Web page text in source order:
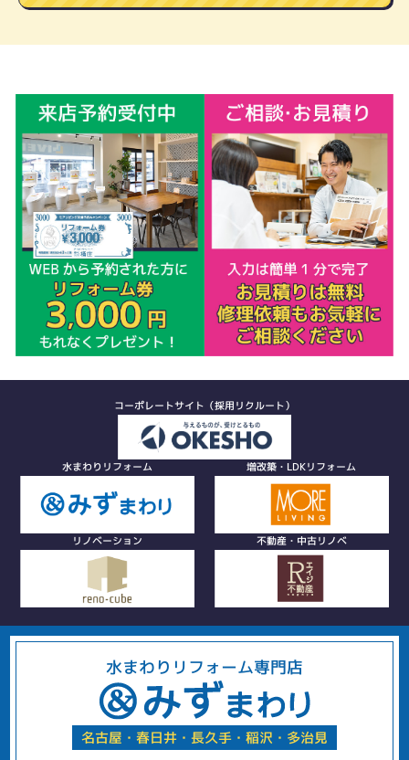
コーポレートサイト（採用リクルート）
水まわりリフォーム 増改築・LDKリフォーム
リノベーション 不動産・中古リノベ
水まわりリフォーム専門店
名古屋・春日井・長久手・稲沢・多治見